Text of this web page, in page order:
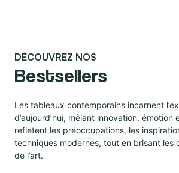
DÉCOUVREZ NOS
Bestsellers
Les tableaux contemporains incarnent
d’aujourd’hui, mêlant innovation, émotion
reflètent les préoccupations, les
techniques modernes, tout en brisant les
de l’art.